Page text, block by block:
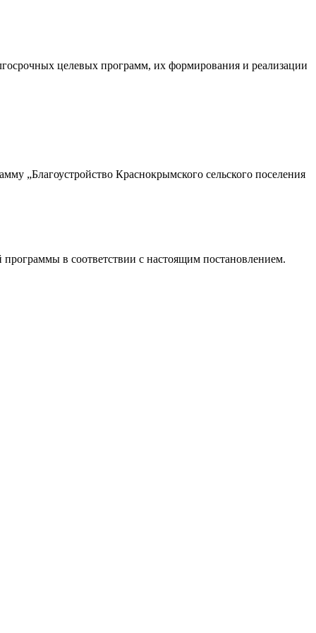
целевых программ, их формирования и реализации
„Благоустройство Краснокрымского сельского поселения
в соответствии с настоящим постановлением.